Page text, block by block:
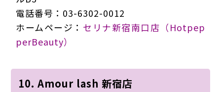
電話番号：03-6302-0012
ホームページ： セリナ新宿南口店（Hotpep
perBeauty）
10. Amour lash 新宿店